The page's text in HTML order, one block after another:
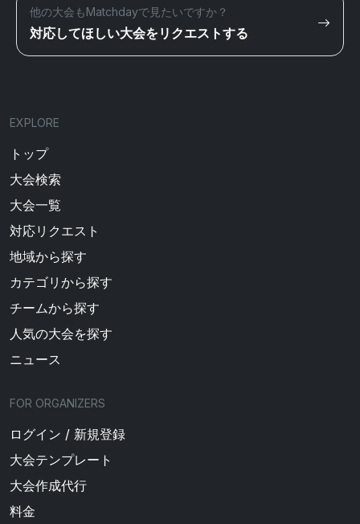
他の大会もMatchdayで見たいですか？
対応してほしい大会をリクエストする
EXPLORE
トップ
大会検索
大会一覧
対応リクエスト
地域から探す
カテゴリから探す
チームから探す
人気の大会を探す
ニュース
FOR ORGANIZERS
ログイン / 新規登録
大会テンプレート
大会作成代行
料金